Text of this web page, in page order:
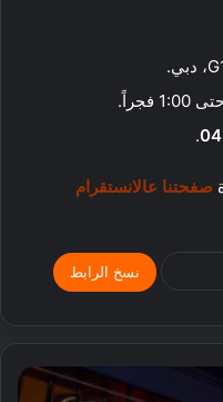
.
صفحتنا عالانستقرام
نسخ الرابط